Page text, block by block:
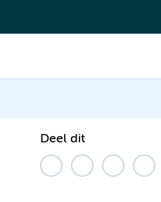
Deel dit